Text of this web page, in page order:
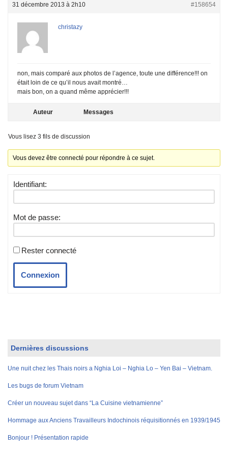
31 décembre 2013 à 2h10 #158654
christazy
non, mais comparé aux photos de l’agence, toute une différence!!! on
était loin de ce qu’il nous avait montré…
mais bon, on a quand même apprécier!!!
Auteur Messages
Vous lisez 3 fils de discussion
Vous devez être connecté pour répondre à ce sujet.
Identifiant:
Mot de passe:
Rester connecté
Connexion
Dernières discussions
Une nuit chez les Thais noirs a Nghia Loi – Nghia Lo – Yen Bai – Vietnam.
Les bugs de forum Vietnam
Créer un nouveau sujet dans “La Cuisine vietnamienne”
Hommage aux Anciens Travailleurs Indochinois réquisitionnés en 1939/1945
Bonjour ! Présentation rapide